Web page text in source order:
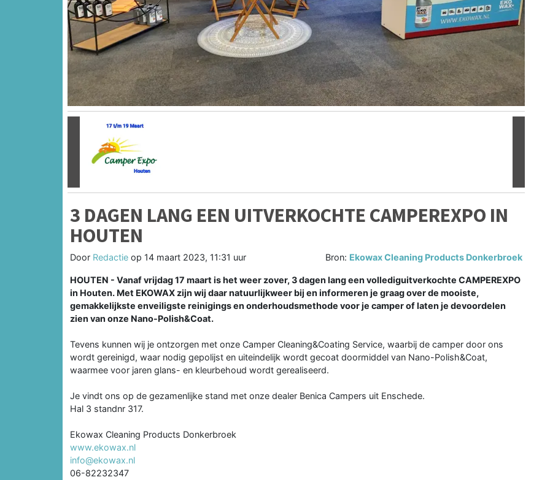
Vorige
3 DAGEN LANG EEN UITVERKOCHTE CAMPEREXPO IN
HOUTEN
Door Redactie op 14 maart 2023, 11:31 uur Bron: Ekowax Cleaning Products Donkerbroek
HOUTEN - Vanaf vrijdag 17 maart is het weer zover, 3 dagen lang een vollediguitverkochte CAMPEREXPO
in Houten. Met EKOWAX zijn wij daar natuurlijkweer bij en informeren je graag over de mooiste,
gemakkelijkste enveiligste reinigings en onderhoudsmethode voor je camper of laten je devoordelen
zien van onze Nano-Polish&Coat.
Tevens kunnen wij je ontzorgen met onze Camper Cleaning&Coating Service, waarbij de camper door ons
wordt gereinigd, waar nodig gepolijst en uiteindelijk wordt gecoat doormiddel van Nano-Polish&Coat,
waarmee voor jaren glans- en kleurbehoud wordt gerealiseerd.
Je vindt ons op de gezamenlijke stand met onze dealer Benica Campers uit Enschede.
Hal 3 standnr 317.
Ekowax Cleaning Products Donkerbroek
www.ekowax.nl
info@ekowax.nl
06-82232347